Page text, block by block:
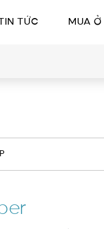
TIN TỨC MUA Ở